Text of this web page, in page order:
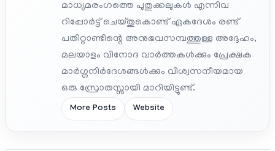
മാധ്യമരംഗത്തെ പുതുക്കലുകൾ എന്നിവ
റിപ്പോർട്ട് ചെയ്തുകൊണ്ട് ഏകദേശം രണ്ട്
പതിറ്റാണ്ടിന്റെ അനുഭവസമ്പത്തുള്ള അദ്ദേഹം,
മലയാളം വിനോദ വാർത്തകൾക്കും പ്രേക്ഷക
മാർഗ്ഗനിർദേശങ്ങൾക്കും വിശ്വസനീയമായ
ഒരു സ്രോതസ്സായി മാറിയിട്ടുണ്ട്.
More Posts Website